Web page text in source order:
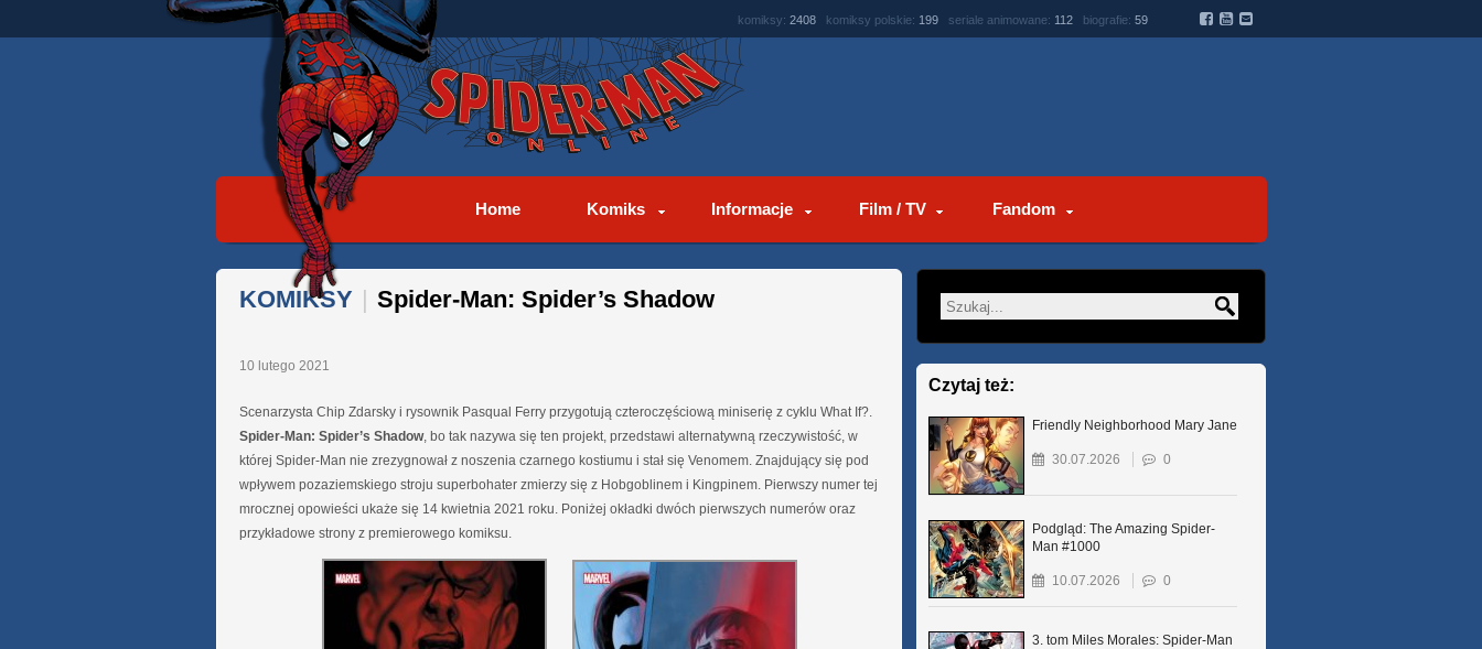
komiksy: 2408 komiksy polskie: 199 seriale animowane: 112 biografie: 59
Home Komiks Informacje Film / TV Fandom
KOMIKSY | Spider-Man: Spider’s Shadow
10 lutego 2021
Scenarzysta Chip Zdarsky i rysownik Pasqual Ferry przygotują czteroczęściową miniserię z cyklu What If?.
Spider-Man: Spider’s Shadow, bo tak nazywa się ten projekt, przedstawi alternatywną rzeczywistość, w
której Spider-Man nie zrezygnował z noszenia czarnego kostiumu i stał się Venomem. Znajdujący się pod
wpływem pozaziemskiego stroju superbohater zmierzy się z Hobgoblinem i Kingpinem. Pierwszy numer tej
mrocznej opowieści ukaże się 14 kwietnia 2021 roku. Poniżej okładki dwóch pierwszych numerów oraz
przykładowe strony z premierowego komiksu.
Czytaj też:
Friendly Neighborhood Mary Jane
30.07.2026 0
Podgląd: The Amazing Spider-
Man #1000
10.07.2026 0
3. tom Miles Morales: Spider-Man